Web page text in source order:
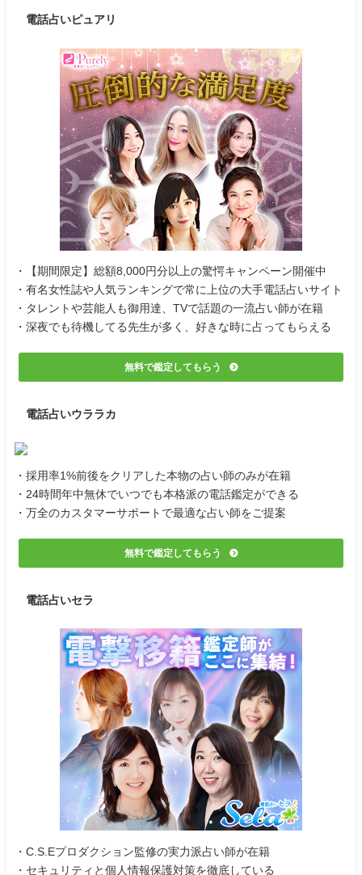
電話占いピュアリ
・【期間限定】総額8,000円分以上の驚愕キャンペーン開催中
・有名女性誌や人気ランキングで常に上位の大手電話占いサイト
・タレントや芸能人も御用達、TVで話題の一流占い師が在籍
・深夜でも待機してる先生が多く、好きな時に占ってもらえる
無料で鑑定してもらう
電話占いウララカ
・採用率1%前後をクリアした本物の占い師のみが在籍
・24時間年中無休でいつでも本格派の電話鑑定ができる
・万全のカスタマーサポートで最適な占い師をご提案
無料で鑑定してもらう
電話占いセラ
・C.S.Eプロダクション監修の実力派占い師が在籍
・セキュリティと個人情報保護対策を徹底している